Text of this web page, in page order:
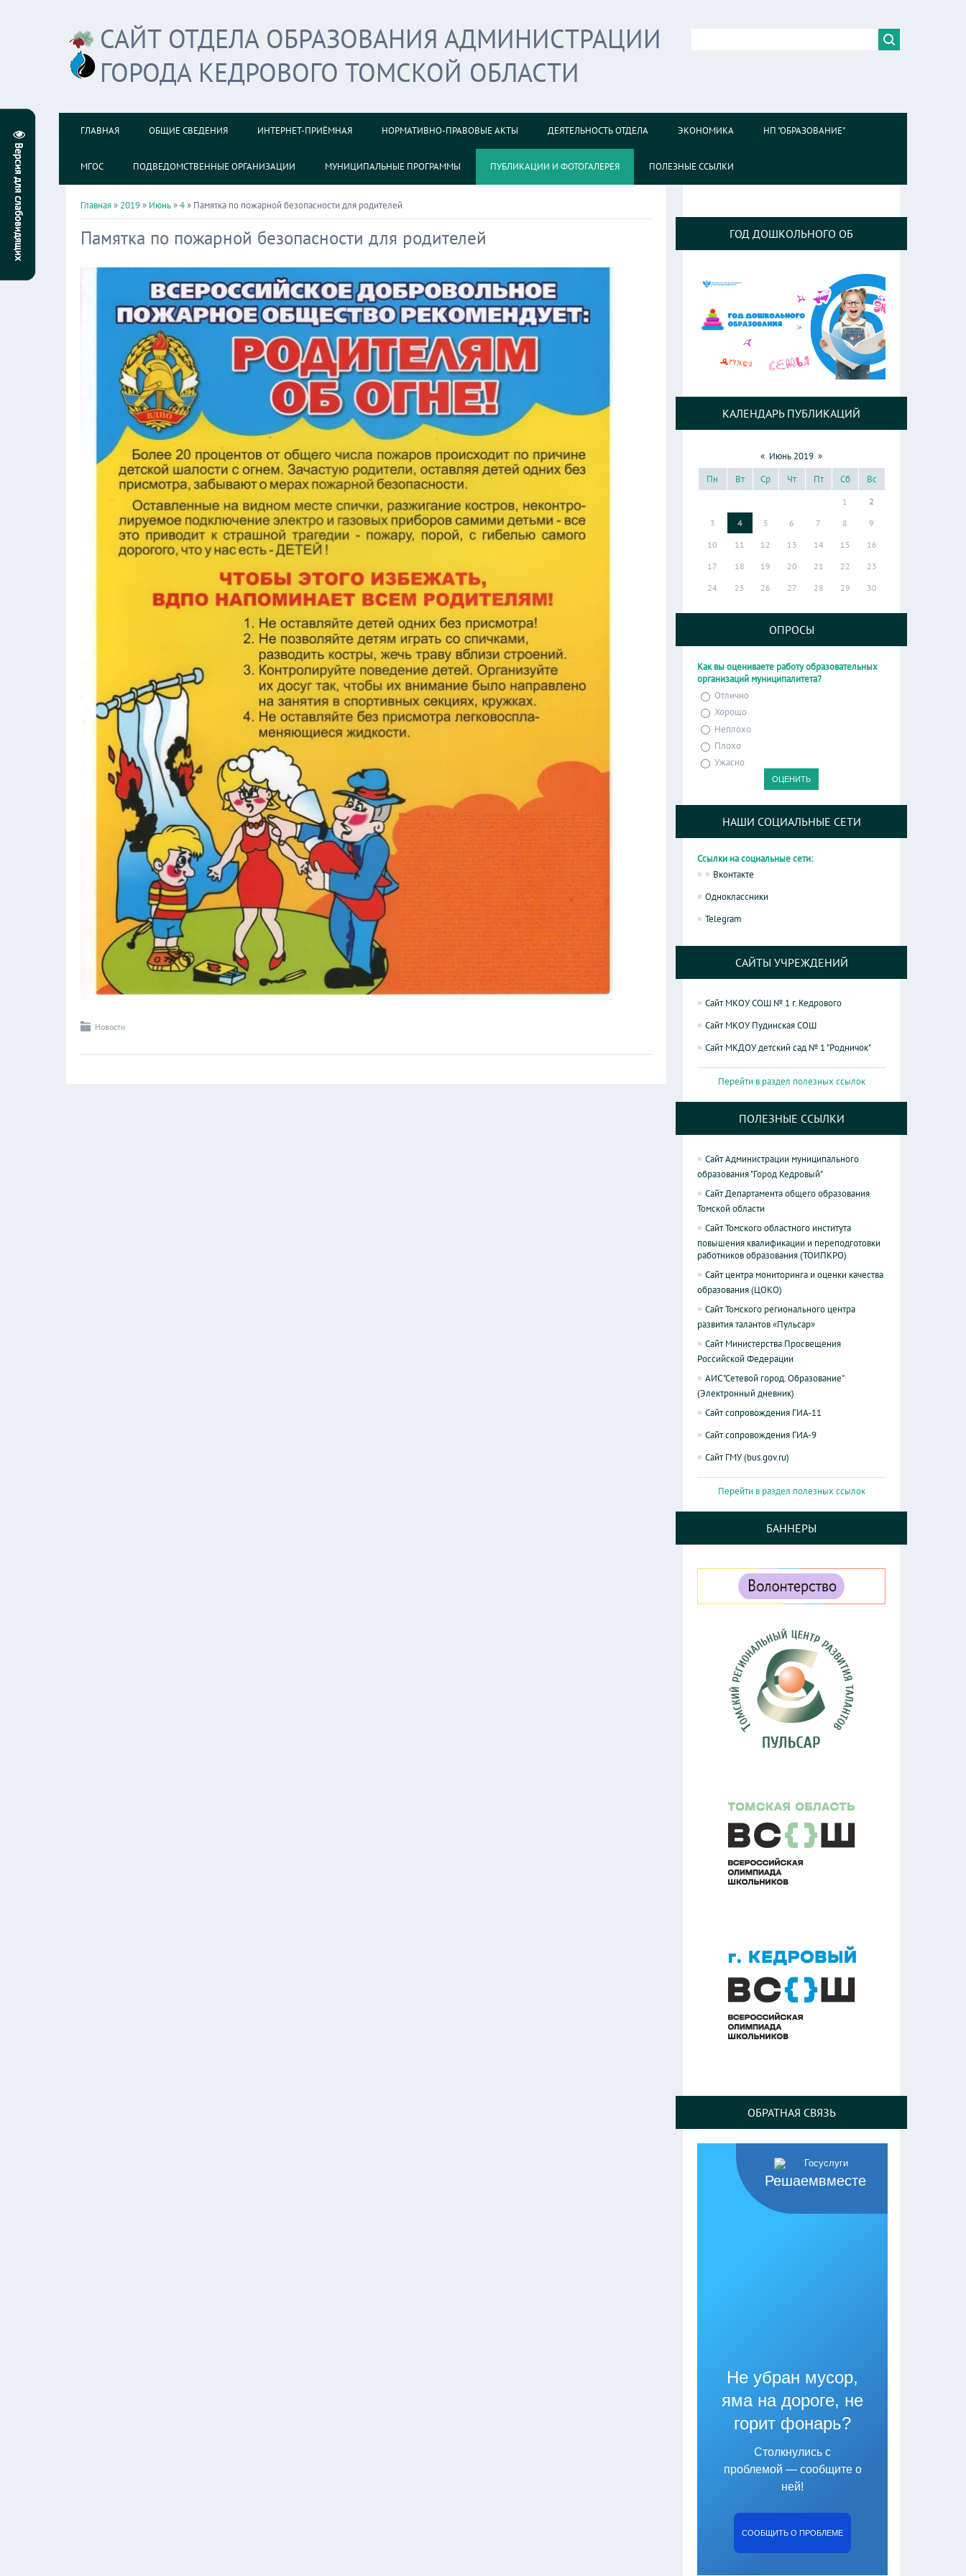
САЙТ ОТДЕЛА ОБРАЗОВАНИЯ АДМИНИСТРАЦИИ
ГОРОДА КЕДРОВОГО ТОМСКОЙ ОБЛАСТИ
ГЛАВНАЯ ОБЩИЕ СВЕДЕНИЯ ИНТЕРНЕТ-ПРИЁМНАЯ НОРМАТИВНО-ПРАВОВЫЕ АКТЫ ДЕЯТЕЛЬНОСТЬ ОТДЕЛА ЭКОНОМИКА НП "ОБРАЗОВАНИЕ"
МГОС ПОДВЕДОМСТВЕННЫЕ ОРГАНИЗАЦИИ МУНИЦИПАЛЬНЫЕ ПРОГРАММЫ ПУБЛИКАЦИИ И ФОТОГАЛЕРЕЯ ПОЛЕЗНЫЕ ССЫЛКИ
Главная» 2019» Июнь»4» Памятка по пожарной безопасности для родителей
Памятка по пожарной безопасности для родителей
Новости
ГОД ДОШКОЛЬНОГО ОБ
КАЛЕНДАРЬ ПУБЛИКАЦИЙ
« Июнь 2019 »
Пн
Вт Ср Чт Пт Сб Вс
1
2
3
4 5 6 7 8
9
10
11 12 13 14 15
16
17
18 19 20 21 22
23
24
25 26 27 28 29 30
ОПРОСЫ
Как вы оцениваете работу образовательных
организаций муниципалитета?
Отлично
Хорошо
Неплохо
Плохо
Ужасно
НАШИ СОЦИАЛЬНЫЕ СЕТИ
Ссылки на социальные сети:
Вконтакте
Одноклассники
Telegram
САЙТЫ УЧРЕЖДЕНИЙ
Сайт МКОУ СОШ № 1 г. Кедрового
Сайт МКОУ Пудинская СОШ
Сайт МКДОУ детский сад № 1 "Родничок"
Перейти в раздел полезных ссылок
ПОЛЕЗНЫЕ ССЫЛКИ
Сайт Администрации муниципального
образования "Город Кедровый"
Сайт Департамента общего образования
Томской области
Сайт Томского областного института
повышения квалификации и переподготовки
работников образования (ТОИПКРО)
Сайт центра мониторинга и оценки качества
образования (ЦОКО)
Сайт Томского регионального центра
развития талантов «Пульсар»
Сайт Министерства Просвещения
Российской Федерации
АИС "Сетевой город. Образование"
(Электронный дневник)
Сайт сопровождения ГИА-11
Сайт сопровождения ГИА-9
Сайт ГМУ (bus.gov.ru)
Перейти в раздел полезных ссылок
БАННЕРЫ
ОБРАТНАЯ СВЯЗЬ
Решаемвместе
Не убран мусор,
яма на дороге, не
горит фонарь?
Столкнулись с
проблемой — сообщите о
ней!
СООБЩИТЬ О ПРОБЛЕМЕ